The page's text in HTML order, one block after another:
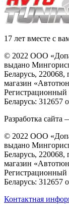
17 лет вместе с
© 2022 ООО
выдано
Беларусь, 220068,
магазин
Регистрационный
Беларусь: 312657
Разработка сайта
© 2022 ООО
выдано
Беларусь, 220068,
магазин
Регистрационный
Беларусь: 312657
Контактная